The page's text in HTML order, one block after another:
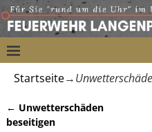
Startseite→
Artikelnavigation
← Unwetterschäden
beseitigen